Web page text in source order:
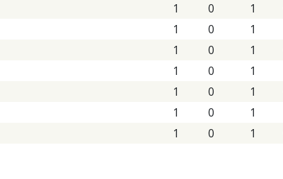
1 0 1
1 0 1
1 0 1
1 0 1
1 0 1
1 0 1
1 0 1